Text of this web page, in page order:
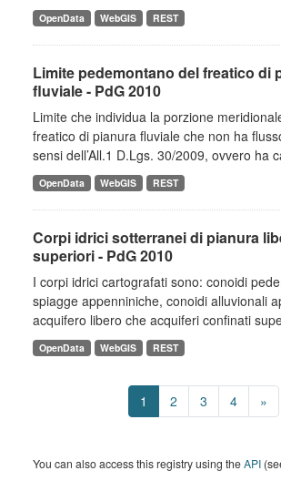
OpenData WebGIS REST
Limite pedemontano del freatico di
fluviale - PdG 2010
Limite che individua la porzione
freatico di pianura fluviale che non ha
sensi dell’All.1 D.Lgs. 30/2009, ovvero ha
OpenData WebGIS REST
Corpi idrici sotterranei di pianura
superiori - PdG 2010
I corpi idrici cartografati sono: conoidi
spiagge appenniniche, conoidi alluvionali
acquifero libero che acquiferi confinati
OpenData WebGIS REST
1 2 3 4 »
You can also access this registry using theAPI